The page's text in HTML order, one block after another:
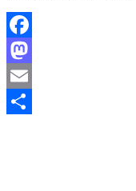
Facebook
Mastodon
Email